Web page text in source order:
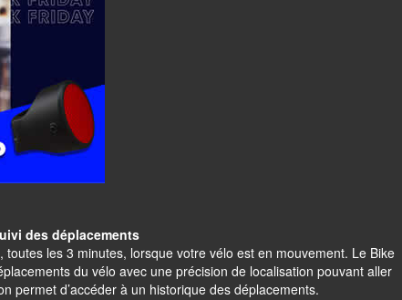
des déplacements
toutes les 3 minutes, lorsque votre vélo est en mouvement. Le Bike
du vélo avec une précision de localisation pouvant aller
permet d’accéder à un historique des déplacements.